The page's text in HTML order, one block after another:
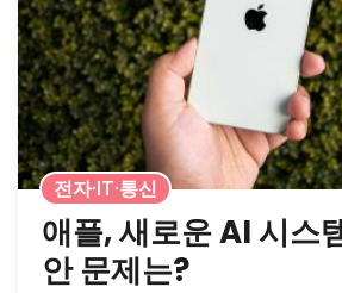
전자·IT·통신
애플, 새로운 AI 시스
안 문제는?